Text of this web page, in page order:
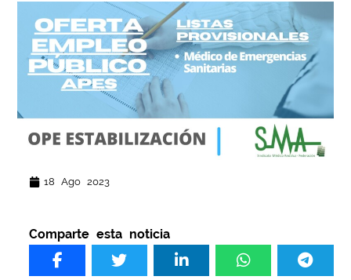
18 Ago 2023
Comparte esta noticia